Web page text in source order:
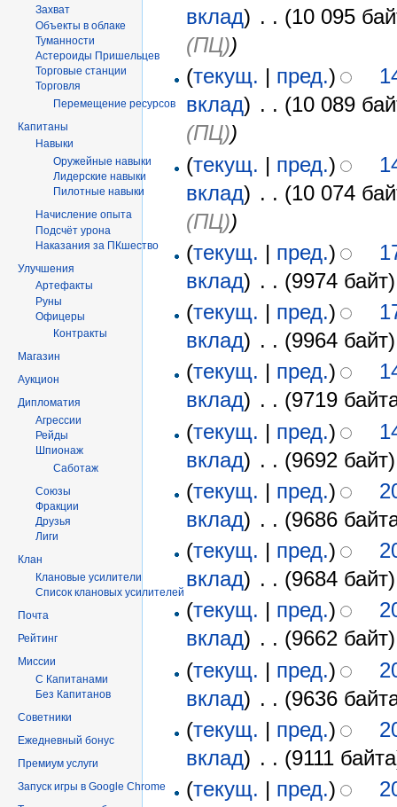
вклад) . . (10 095
(ПЦ))
(текущ. | пред.)
вклад) . . (10 089
(ПЦ))
(текущ. | пред.)
вклад) . . (10 074
(ПЦ))
(текущ. | пред.)
вклад) . . (9974 байт)
(текущ. | пред.)
вклад) . . (9964 байт)
(текущ. | пред.)
вклад) . . (9719
(текущ. | пред.)
вклад) . . (9692 байт)
(текущ. | пред.)
вклад) . . (9686
(текущ. | пред.)
вклад) . . (9684 байт)
(текущ. | пред.)
вклад) . . (9662 байт)
(текущ. | пред.)
вклад) . . (9636
(текущ. | пред.)
вклад) . . (9111
(текущ. | пред.)
Захват
Объекты в облаке
Туманности
Астероиды Пришельцев
Торговые станции
Торговля
Перемещение ресурсов
Капитаны
Навыки
Оружейные навыки
Лидерские навыки
Пилотные навыки
Начисление опыта
Подсчёт урона
Наказания за ПКшество
Улучшения
Артефакты
Руны
Офицеры
Контракты
Магазин
Аукцион
Дипломатия
Агрессии
Рейды
Шпионаж
Саботаж
Союзы
Фракции
Друзья
Лиги
Клан
Клановые усилители
Список клановых усилителей
Почта
Рейтинг
Миссии
С Капитанами
Без Капитанов
Советники
Ежедневный бонус
Премиум услуги
Запуск игры в Google Chrome